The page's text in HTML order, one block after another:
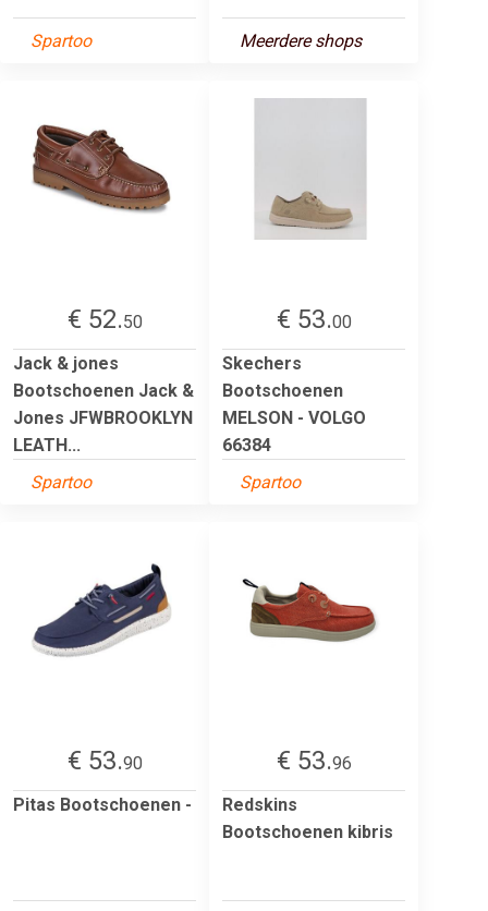
Spartoo Meerdere shops
€ 52.50
Jack & jones
Bootschoenen Jack &
Jones JFWBROOKLYN
LEATH...
Spartoo
€ 53.00
Skechers
Bootschoenen
MELSON - VOLGO
66384
Spartoo
€ 53.90
Pitas Bootschoenen -
€ 53.96
Redskins
Bootschoenen kibris